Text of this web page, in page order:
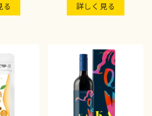
る 詳しく見る